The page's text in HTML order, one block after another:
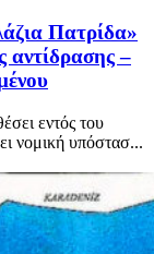
Πατρίδα»
αντίδρασης –
εντός του
νομική υπόστασ...